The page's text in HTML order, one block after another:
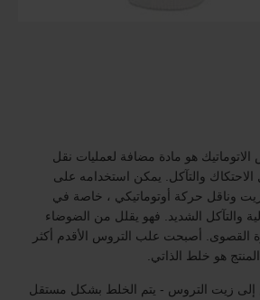
هو مادة مضافة لعمليات نقل
الاحتكاك والتآكل. يمكن استخدامه على
وناقل حركة أوتوماتيكي ، خاصة في
والتآكل الشديد. فهو يقلل من الضوضاء
القصوى. أصبحت علب التروس الأقدم أكثر
هو خلط الذاتي.
زيت التروس - يتم الخلط بشكل مستقل